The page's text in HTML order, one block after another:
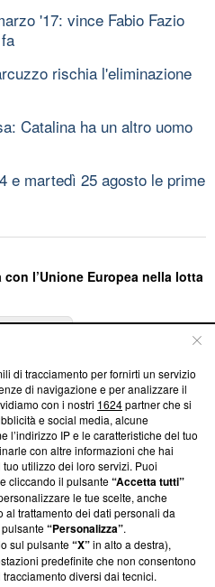
'17: vince Fabio Fazio
rischia l'eliminazione
Catalina ha un altro uomo
e martedì 25 agosto le prime
l’Unione Europea nella lotta
trasparenti su Blasting
e su come ci impegniamo a
la nostra aderenza a
Blasting News non è
ma ha richiesto di farne
effettuato una verifica di
di tracciamento per fornirti un servizio
di navigazione e per analizzare il
con i nostri 1624partner che si
e social media, alcune
l’indirizzo IP e le caratteristiche del tuo
con altre informazioni che hai
utilizzo dei loro servizi. Puoi
cliccando il pulsante“Accetta tutti”
le tue scelte, anche
trattamento dei dati personali da
“Personalizza”.
sul pulsante“X”in alto a destra),
predefinite che non consentono
diversi dai tecnici.